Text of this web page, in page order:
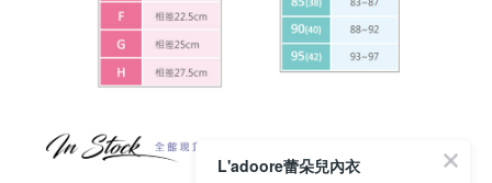
L'adoore蕾朵兒內衣